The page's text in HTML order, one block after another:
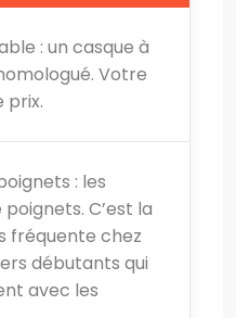
: un casque à
Votre
prix.
: les
C’est la
fréquente chez
débutants qui
avec les